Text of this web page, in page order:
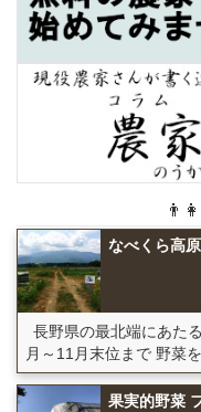
なべくら高
長野県の最北端にあた
月～11月末位まで 野菜
果実的野菜